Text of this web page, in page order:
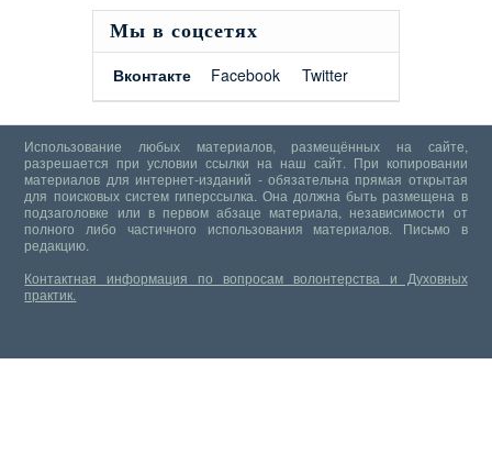
Мы в соцсетях
Вконтакте
Facebook Twitter
Использование любых материалов, размещённых на сайте,
разрешается при условии ссылки на наш сайт. При копировании
материалов для интернет-изданий - обязательна прямая открытая
для поисковых систем гиперссылка. Она должна быть размещена в
подзаголовке или в первом абзаце материала, независимости от
полного либо частичного использования материалов. Письмо в
редакцию.
Контактная информация по вопросам волонтерства и Духовных
практик.